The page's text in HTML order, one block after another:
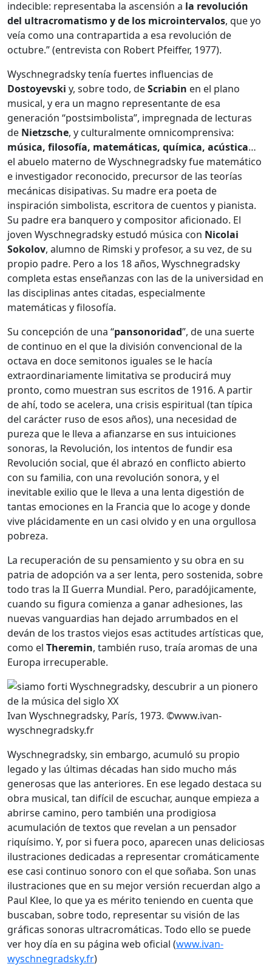
indecible: representaba la ascensión a la revolución
del ultracromatismo y de los microintervalos, que yo
veía como una contrapartida a esa revolución de
octubre.” (entrevista con Robert Pfeiffer, 1977).
Wyschnegradsky tenía fuertes influencias de
Dostoyevski y, sobre todo, deScriabin en el plano
musical, y era un magno representante de esa
generación “postsimbolista”, impregnada de lecturas
de Nietzsche, y culturalmente omnicomprensiva:
música, filosofía, matemáticas, química, acústica…
el abuelo materno de Wyschnegradsky fue matemático
e investigador reconocido, precursor de las teorías
mecánicas disipativas. Su madre era poeta de
inspiración simbolista, escritora de cuentos y pianista.
Su padre era banquero y compositor aficionado. El
joven Wyschnegradsky estudó música con Nicolai
Sokolov, alumno de Rimski y profesor, a su vez, de su
propio padre. Pero a los 18 años, Wyschnegradsky
completa estas enseñanzas con las de la universidad en
las disciplinas antes citadas, especialmente
matemáticas y filosofía.
Su concepción de una “pansonoridad”, de una suerte
de continuo en el que la división convencional de la
octava en doce semitonos iguales se le hacía
extraordinariamente limitativa se producirá muy
pronto, como muestran sus escritos de 1916. A partir
de ahí, todo se acelera, una crisis espiritual (tan típica
del carácter ruso de esos años), una necesidad de
pureza que le lleva a afianzarse en sus intuiciones
sonoras, la Revolución, los intentos de fundir esa
Revolución social, que él abrazó en conflicto abierto
con su familia, con una revolución sonora, y el
inevitable exilio que le lleva a una lenta digestión de
tantas emociones en la Francia que lo acoge y donde
vive plácidamente en un casi olvido y en una orgullosa
pobreza.
La recuperación de su pensamiento y su obra en su
patria de adopción va a ser lenta, pero sostenida, sobre
todo tras la II Guerra Mundial. Pero, paradójicamente,
cuando su figura comienza a ganar adhesiones, las
nuevas vanguardias han dejado arrumbados en el
deván de los trastos viejos esas actitudes artísticas que,
como el Theremin, también ruso, traía aromas de una
Europa irrecuperable.
Ivan Wyschnegradsky, París, 1973. ©www.ivan-
wyschnegradsky.fr
Wyschnegradsky, sin embargo, acumuló su propio
legado y las últimas décadas han sido mucho más
generosas que las anteriores. En ese legado destaca su
obra musical, tan difícil de escuchar, aunque empieza a
abrirse camino, pero también una prodigiosa
acumulación de textos que revelan a un pensador
riquísimo. Y, por si fuera poco, aparecen unas deliciosas
ilustraciones dedicadas a representar cromáticamente
ese casi continuo sonoro con el que soñaba. Son unas
ilustraciones que en su mejor versión recuerdan algo a
Paul Klee, lo que ya es mérito teniendo en cuenta que
buscaban, sobre todo, representar su visión de las
gráficas sonoras ultracromáticas. Todo ello se puede
ver hoy día en su página web oficial (www.ivan-
wyschnegradsky.fr)